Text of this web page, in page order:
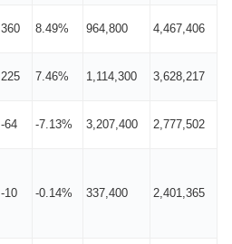
360 8.49% 964,800 4,467,406
225 7.46% 1,114,300 3,628,217
-64 -7.13% 3,207,400 2,777,502
-10 -0.14% 337,400 2,401,365